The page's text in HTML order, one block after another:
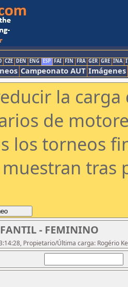
CZE DEN ENG ESP FAI FIN FRA GER GRE INA
Campeonato AUT Imágenes
la
de
los torneos
muestran tras
- FEMININO
Propietario/Última carga: Rogério